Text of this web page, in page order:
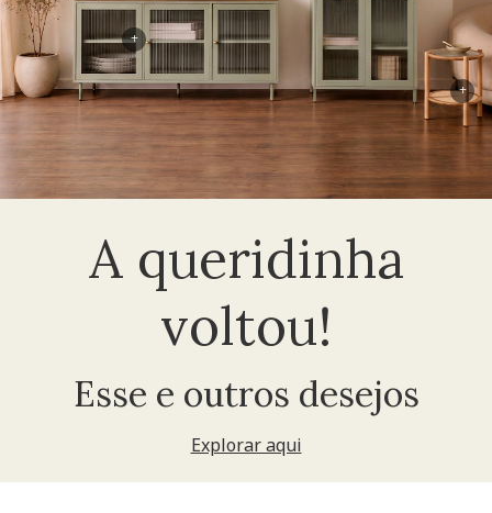
A queridinha
voltou!
Esse e outros desejos
Explorar aqui
+
+